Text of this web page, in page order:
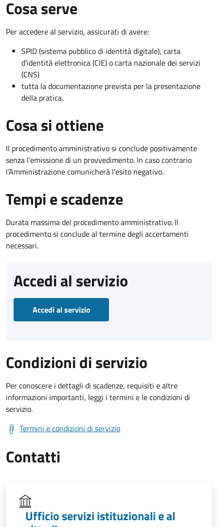
Cosa serve
Per accedere al servizio, assicurati di avere:
SPID (sistema pubblico di identità digitale), carta
d’identità elettronica (CIE) o carta nazionale dei servizi
(CNS)
tutta la documentazione prevista per la presentazione
della pratica.
Cosa si ottiene
Il procedimento amministrativo si conclude positivamente
senza l’emissione di un provvedimento. In caso contrario
l’Amministrazione comunicherà l’esito negativo.
Tempi e scadenze
Durata massima del procedimento amministrativo: Il
procedimento si conclude al termine degli accertamenti
necessari.
Accedi al servizio
Accedi al servizio
Condizioni di servizio
Per conoscere i dettagli di scadenze, requisiti e altre
informazioni importanti, leggi i termini e le condizioni di
servizio.
Termini e condizioni di servizio
Contatti
Ufficio servizi istituzionali e al